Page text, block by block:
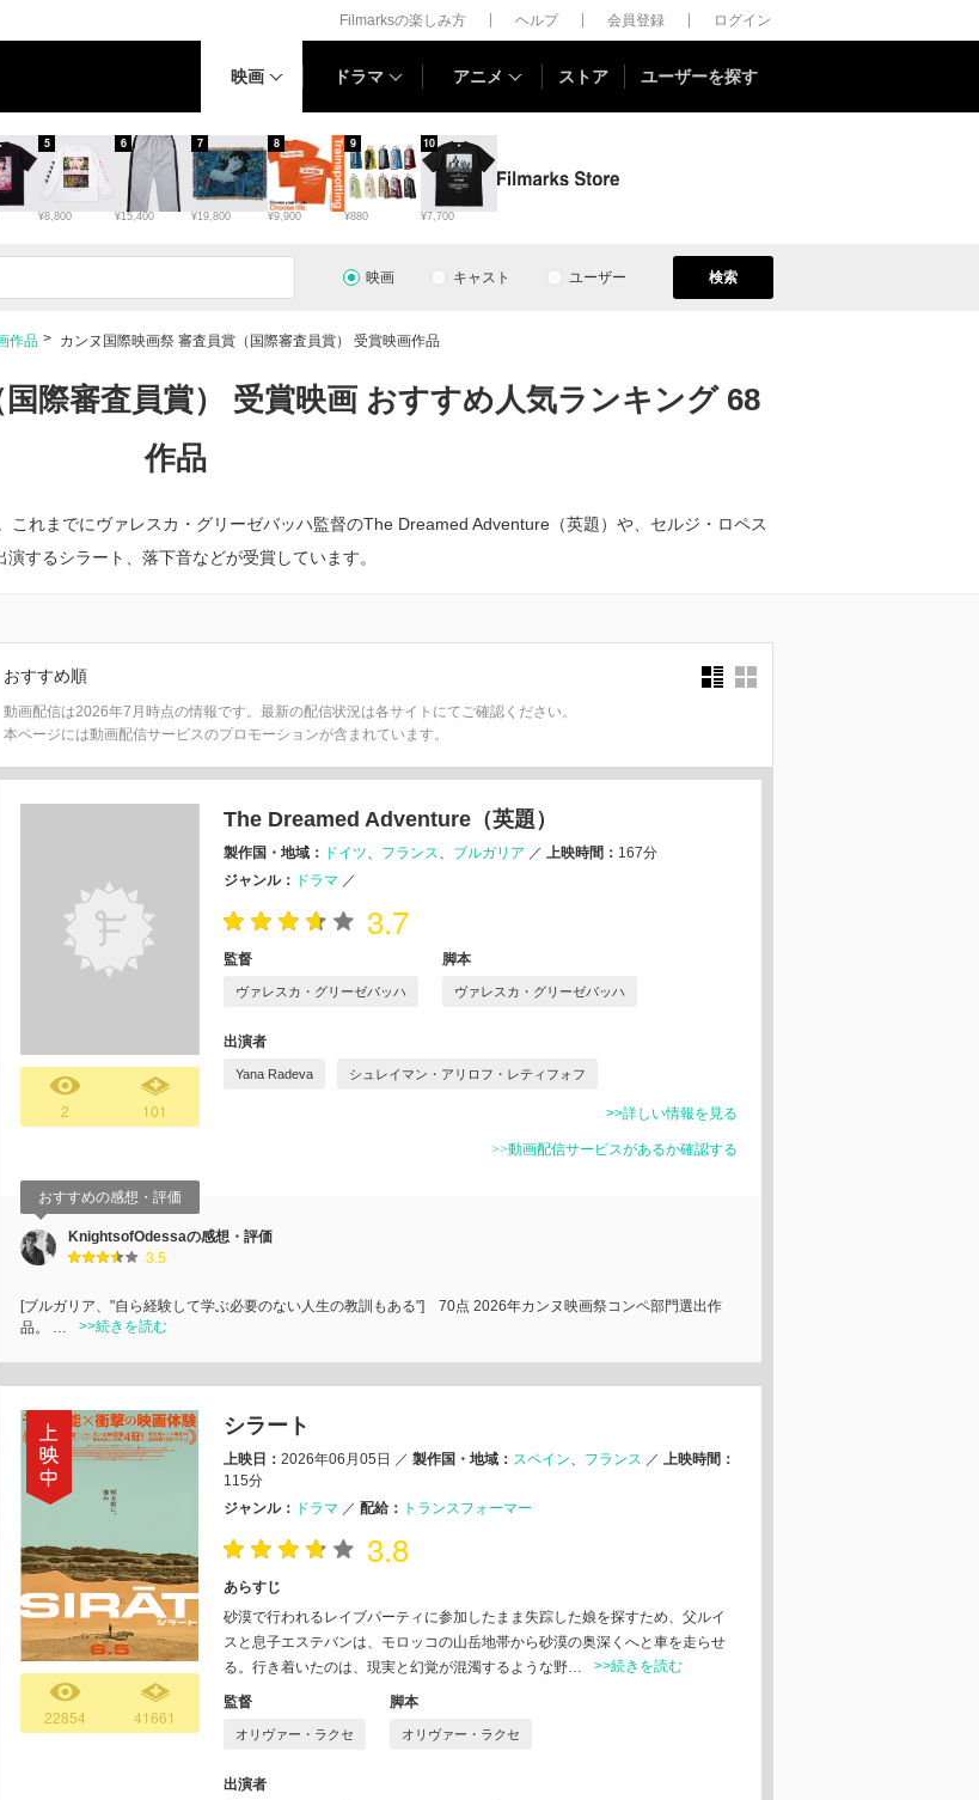
Filmarksの楽しみ方 ヘルプ 会員登録 ログイン
映画 ドラマ アニメ ストア ユーザーを探す
¥8,800
5
¥15,400
6
¥19,800
7
¥9,900
8
¥880
9
¥7,700
10
映画 キャスト ユーザー 検索
作品 カンヌ国際映画祭 審査員賞（国際審査員賞） 受賞映画作品
際審査員賞） 受賞映画 おすすめ人気ランキング 68
作品
れまでにヴァレスカ・グリーゼバッハ監督のThe Dreamed Adventure（英題）や、セルジ・ロペス
演するシラート、落下音などが受賞しています。
おすすめ順
動画配信は2026年7月時点の情報です。最新の配信状況は各サイトにてご確認ください。
本ページには動画配信サービスのプロモーションが含まれています。
2 101
The Dreamed Adventure（英題）
製作国・地域： ドイツ フランス ブルガリア ／ 上映時間： 167分
ジャンル： ドラマ ／
3.7
監督
ヴァレスカ・グリーゼバッハ
脚本
ヴァレスカ・グリーゼバッハ
出演者
Yana Radeva シュレイマン・アリロフ・レティフォフ
>>詳しい情報を見る
>>動画配信サービスがあるか確認する
おすすめの感想・評価
KnightsofOdessaの感想・評価
3.5
[ブルガリア、"自ら経験して学ぶ必要のない人生の教訓もある"] 70点 2026年カンヌ映画祭コンペ部門選出作
品。 …
>>続きを読む
22854 41661
シラート
上映日： 2026年06月05日 ／ 製作国・地域： スペイン フランス ／ 上映時間：
115分
ジャンル： ドラマ ／ 配給： トランスフォーマー
3.8
あらすじ
砂漠で⾏われるレイブパーティに参加したまま失踪した娘を探すため、⽗ルイ
スと息⼦エステバンは、モロッコの⼭岳地帯から砂漠の奥深くへと⾞を⾛らせ
る。⾏き着いたのは、現実と幻覚が混濁するような野…
>>続きを読む
監督
オリヴァー・ラクセ
脚本
オリヴァー・ラクセ
出演者